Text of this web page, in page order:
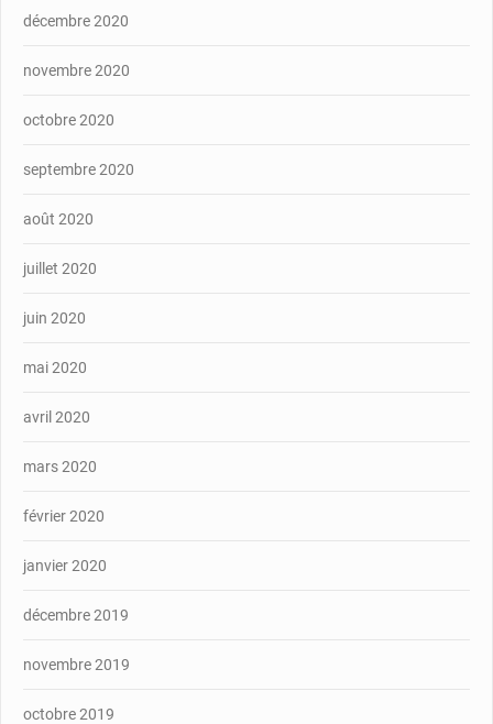
décembre 2020
novembre 2020
octobre 2020
septembre 2020
août 2020
juillet 2020
juin 2020
mai 2020
avril 2020
mars 2020
février 2020
janvier 2020
décembre 2019
novembre 2019
octobre 2019